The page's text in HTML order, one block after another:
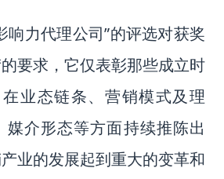
响力代理公司”的评选对获奖
要求，它仅表彰那些成立时
业态链条、营销模式及理
媒介形态等方面持续推陈出
业的发展起到重大的变革和